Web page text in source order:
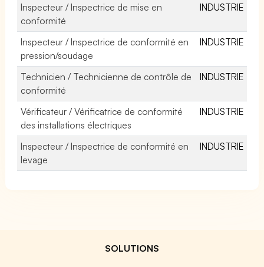
Inspecteur / Inspectrice de mise en
conformité
INDUSTRIE
Inspecteur / Inspectrice de conformité en
pression/soudage
INDUSTRIE
Technicien / Technicienne de contrôle de
conformité
INDUSTRIE
Vérificateur / Vérificatrice de conformité
des installations électriques
INDUSTRIE
Inspecteur / Inspectrice de conformité en
levage
INDUSTRIE
SOLUTIONS